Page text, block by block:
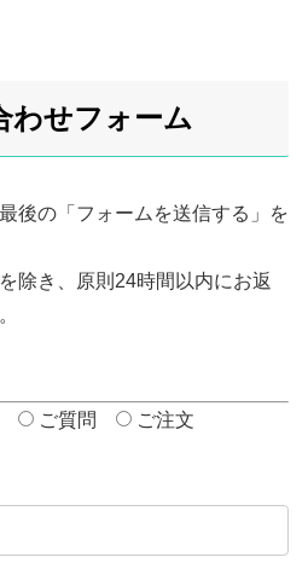
わせフォーム
後の「フォームを送信する」を
除き、原則24時間以内にお返
ご質問 ご注文